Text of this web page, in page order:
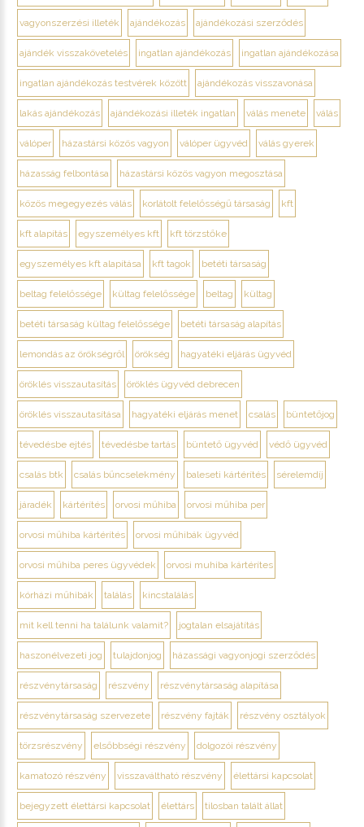
vagyonszerzési illeték ajándékozás ajándékozási szerződés
ajándék visszakövetelés ingatlan ajándékozás ingatlan ajándékozása
ingatlan ajándékozás testvérek között ajándékozás visszavonása
lakás ajándékozás ajándékozási illeték ingatlan válás menete válás
válóper házastársi közös vagyon válóper ügyvéd válás gyerek
házasság felbontása házastársi közös vagyon megosztása
közös megegyezés válás korlátolt felelősségű társaság kft
kft alapítás egyszemélyes kft kft törzstőke
egyszemélyes kft alapítása kft tagok betéti társaság
beltag felelőssége kültag felelőssége beltag kültag
betéti társaság kültag felelőssége betéti társaság alapítás
lemondás az örökségről örökség hagyatéki eljárás ügyvéd
öröklés visszautasítás öröklés ügyvéd debrecen
öröklés visszautasítása hagyatéki eljárás menet csalás büntetőjog
tévedésbe ejtés tévedésbe tartás büntető ügyvéd védő ügyvéd
csalás btk csalás bűncselekmény baleseti kártérítés sérelemdíj
járadék kártérítés orvosi műhiba orvosi műhiba per
orvosi műhiba kártérítés orvosi műhibák ügyvéd
orvosi műhiba peres ügyvédek orvosi muhiba kártérítes
kórházi műhibák találás kincstalálás
mit kell tenni ha találunk valamit? jogtalan elsajátítás
haszonélvezeti jog tulajdonjog házassági vagyonjogi szerződés
részvénytársaság részvény részvénytársaság alapítása
részvénytársaság szervezete részvény fajták részvény osztályok
törzsrészvény elsőbbségi részvény dolgozói részvény
kamatozó részvény visszaváltható részvény élettársi kapcsolat
bejegyzett élettársi kapcsolat élettárs tilosban talált állat